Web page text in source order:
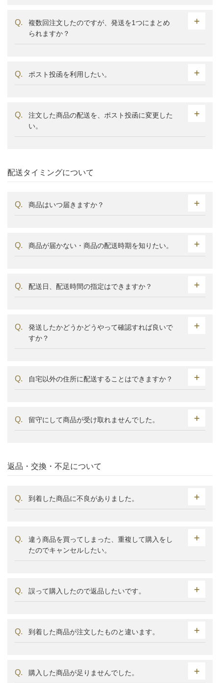
複数回注文したのですが、発送を1つにまとめ
られますか？
ポスト投函を利用したい。
注文した商品の配送を、ポスト投函に変更した
い。
配送タイミングについて
商品はいつ届きますか？
商品が届かない・商品の配送時期を知りたい。
配送日、配送時間の指定はできますか？
発送したかどうかどうやって確認すれば良いで
すか？
自宅以外の住所に配送することはできますか？
留守にして商品が受け取れませんでした。
返品・交換・不足について
到着した商品に不良がありました。
違う商品を買ってしまった、重複して購入をし
たのでキャンセルしたい。
誤って購入したので返品したいです。
到着した商品が注文したものと違います。
購入した商品が足りませんでした。